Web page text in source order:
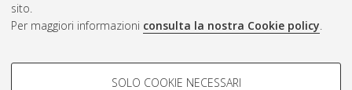
sito.
Per maggiori informazioni consulta la nostra Cookie policy.
COOKIE DI PROFILAZIONE -
SOLO COOKIE NECESSARI
ISSN: 2038-7946
Impostazioni Cookie
Informativa sulla privacy